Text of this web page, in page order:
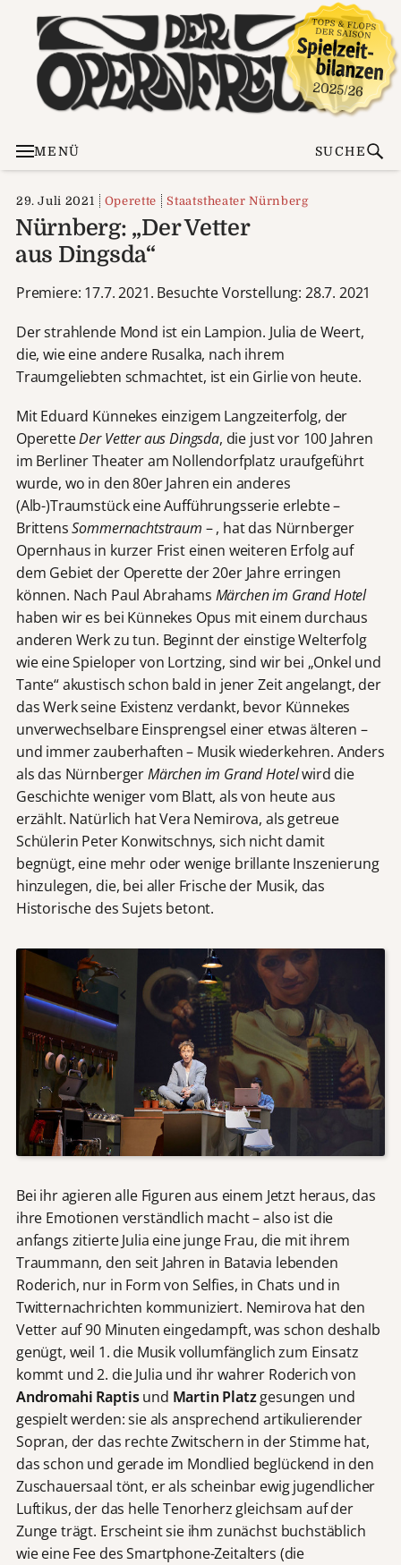
MENÜ SUCHE
29. Juli 2021 Operette Staatstheater Nürnberg
Nürnberg: „Der Vetter
aus Dingsda“
Premiere: 17.7. 2021. Besuchte Vorstellung: 28.7. 2021
Der strahlende Mond ist ein Lampion. Julia de Weert,
die, wie eine andere Rusalka, nach ihrem
Traumgeliebten schmachtet, ist ein Girlie von heute.
Mit Eduard Künnekes einzigem Langzeiterfolg, der
OperetteDer Vetter aus Dingsda, die just vor 100 Jahren
im Berliner Theater am Nollendorfplatz uraufgeführt
wurde, wo in den 80er Jahren ein anderes
(Alb-)Traumstück eine Aufführungsserie erlebte –
BrittensSommernachtstraum – , hat das Nürnberger
Opernhaus in kurzer Frist einen weiteren Erfolg auf
dem Gebiet der Operette der 20er Jahre erringen
können. Nach Paul Abrahams Märchen im Grand Hotel
haben wir es bei Künnekes Opus mit einem durchaus
anderen Werk zu tun. Beginnt der einstige Welterfolg
wie eine Spieloper von Lortzing, sind wir bei „Onkel und
Tante“ akustisch schon bald in jener Zeit angelangt, der
das Werk seine Existenz verdankt, bevor Künnekes
unverwechselbare Einsprengsel einer etwas älteren –
und immer zauberhaften – Musik wiederkehren. Anders
als das NürnbergerMärchen im Grand Hotelwird die
Geschichte weniger vom Blatt, als von heute aus
erzählt. Natürlich hat Vera Nemirova, als getreue
Schülerin Peter Konwitschnys, sich nicht damit
begnügt, eine mehr oder wenige brillante Inszenierung
hinzulegen, die, bei aller Frische der Musik, das
Historische des Sujets betont.
Bei ihr agieren alle Figuren aus einem Jetzt heraus, das
ihre Emotionen verständlich macht – also ist die
anfangs zitierte Julia eine junge Frau, die mit ihrem
Traummann, den seit Jahren in Batavia lebenden
Roderich, nur in Form von Selfies, in Chats und in
Twitternachrichten kommuniziert. Nemirova hat den
Vetter auf 90 Minuten eingedampft, was schon deshalb
genügt, weil 1. die Musik vollumfänglich zum Einsatz
kommt und 2. die Julia und ihr wahrer Roderich von
Andromahi Raptisund Martin Platzgesungen und
gespielt werden: sie als ansprechend artikulierender
Sopran, der das rechte Zwitschern in der Stimme hat,
das schon und gerade im Mondlied beglückend in den
Zuschauersaal tönt, er als scheinbar ewig jugendlicher
Luftikus, der das helle Tenorherz gleichsam auf der
Zunge trägt. Erscheint sie ihm zunächst buchstäblich
wie eine Fee des Smartphone-Zeitalters (die